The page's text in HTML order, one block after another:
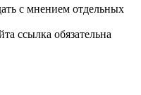
с мнением отдельных
ссылка обязательна